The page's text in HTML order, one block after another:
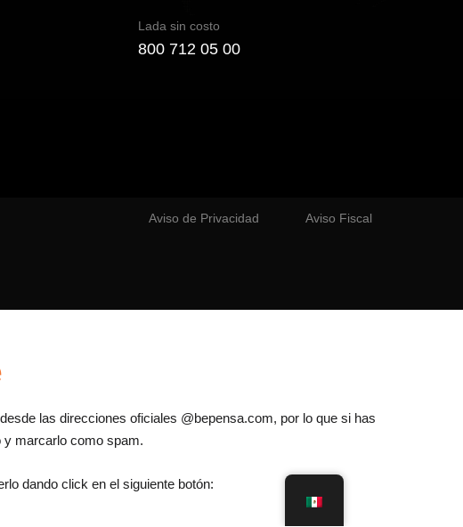
Lada sin costo
800 712 05 00
Aviso de Privacidad Aviso Fiscal
las direcciones oficiales @bepensa.com, por lo que si has
y marcarlo como spam.
dando click en el siguiente botón: